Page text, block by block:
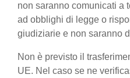
non saranno comunicati a
ad obblighi di legge o
giudiziarie e non saranno
Non è previsto il
UE. Nel caso se ne